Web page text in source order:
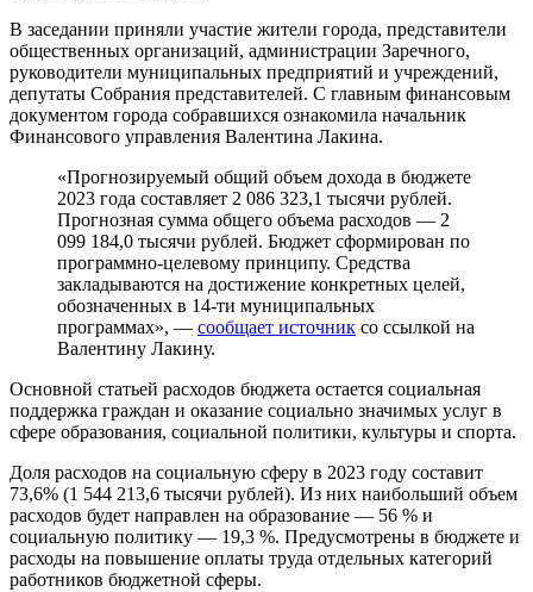
В заседании приняли участие жители города, представители
общественных организаций, администрации Заречного,
руководители муниципальных предприятий и учреждений,
депутаты Собрания представителей. С главным финансовым
документом города собравшихся ознакомила начальник
Финансового управления Валентина Лакина.
«Прогнозируемый общий объем дохода в бюджете
2023 года составляет 2 086 323,1 тысячи рублей.
Прогнозная сумма общего объема расходов — 2
099 184,0 тысячи рублей. Бюджет сформирован по
программно-целевому принципу. Средства
закладываются на достижение конкретных целей,
обозначенных в 14-ти муниципальных
программах», — сообщает источник со ссылкой на
Валентину Лакину.
Основной статьей расходов бюджета остается социальная
поддержка граждан и оказание социально значимых услуг в
сфере образования, социальной политики, культуры и спорта.
Доля расходов на социальную сферу в 2023 году составит
73,6% (1 544 213,6 тысячи рублей). Из них наибольший объем
расходов будет направлен на образование — 56 % и
социальную политику — 19,3 %. Предусмотрены в бюджете и
расходы на повышение оплаты труда отдельных категорий
работников бюджетной сферы.